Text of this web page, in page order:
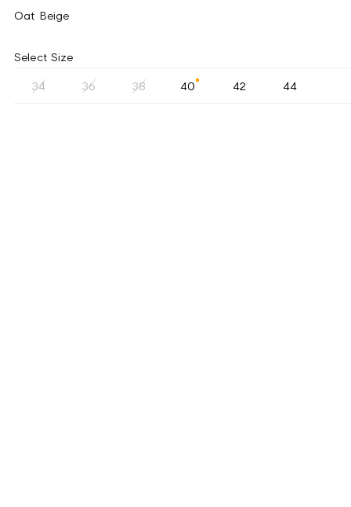
Oat Beige
Select Size
34 36 38 40 42 44